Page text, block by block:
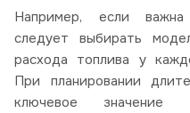
Например, если важна
следует выбирать
расхода топлива у
При планировании
ключевое значение